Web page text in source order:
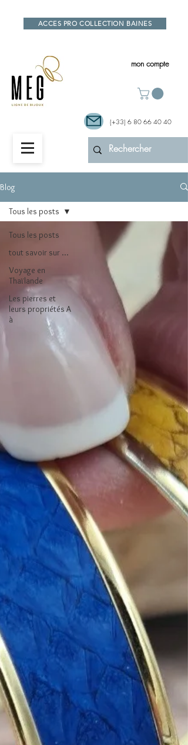
ACCES PRO COLLECTION BAINES
mon compte
(+33) 6 80 66 40 40
Blog
Tous les posts
tout savoir sur ...
Voyage en
Thaïlande
Les pierres et
leurs propriétés A
à
Tous les posts